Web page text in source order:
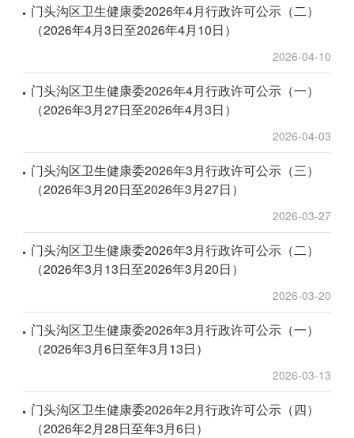
门头沟区卫生健康委2026年4月行政许可公示（二）
（2026年4月3日至2026年4月10日）
2026-04-10
门头沟区卫生健康委2026年4月行政许可公示（一）
（2026年3月27日至2026年4月3日）
2026-04-03
门头沟区卫生健康委2026年3月行政许可公示（三）
（2026年3月20日至2026年3月27日）
2026-03-27
门头沟区卫生健康委2026年3月行政许可公示（二）
（2026年3月13日至2026年3月20日）
2026-03-20
门头沟区卫生健康委2026年3月行政许可公示（一）
（2026年3月6日至年3月13日）
2026-03-13
门头沟区卫生健康委2026年2月行政许可公示（四）
（2026年2月28日至年3月6日）